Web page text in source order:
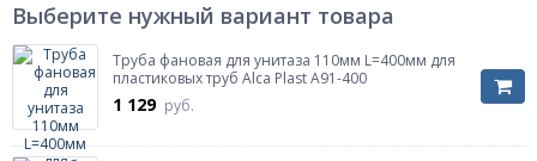
Выберите нужный вариант товара
Труба фановая для унитаза 110мм L=400мм для
пластиковых труб Alca Plast A91-400
1 129 руб.